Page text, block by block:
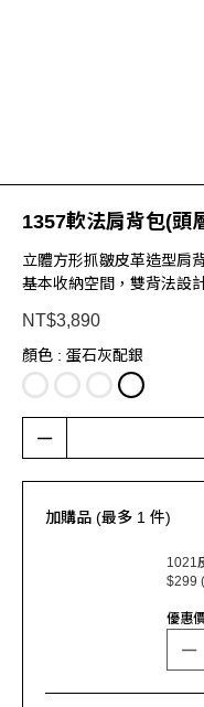
1357軟法肩背包(頭
立體方形抓皺皮革造型肩
基本收納空間，雙背法設
NT$3,890
顏色 : 蛋石灰配銀
加購品 (最多 1 件)
優惠
1021
$299